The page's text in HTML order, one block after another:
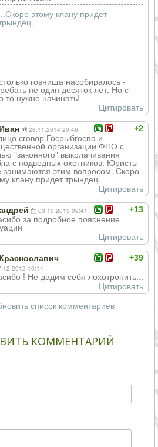
этому клану придет
говнища насобиралось -
не один десяток лет. Но с
то нужно начинать!
Цитировать
+2
Иван 28.11.2014 20:46
сговор Госрыбгоспа и
организации ФПО с
"законного" выколачивания
с подводных охотников. Юристы
занимаются этим вопросом. Скоро
клану придет трындец.
Цитировать
+13
03.10.2013 09:41
за подробное пояснение
Цитировать
+39
Краснославич
10:14
! Не дадим себя лохотронить...
Цитировать
список комментариев
КОММЕНТАРИЙ